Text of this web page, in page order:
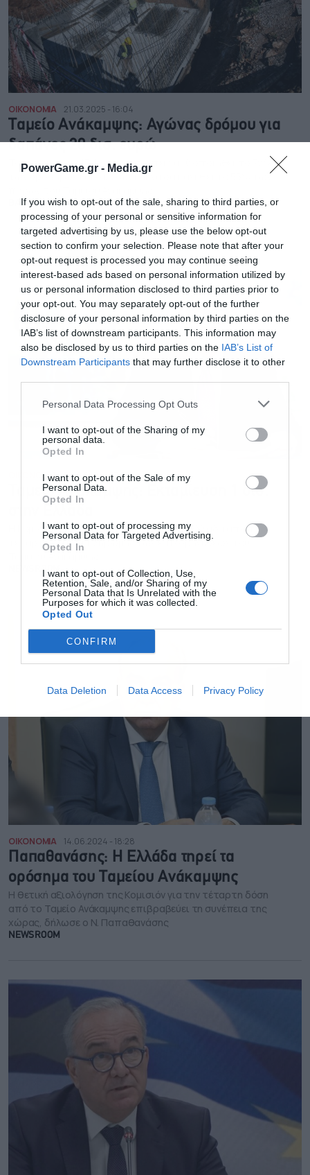
PowerGame.gr - Media.gr
If you wish to opt-out of the sale, sharing to third parties, or
processing of your personal or sensitive information for
targeted advertising by us, please use the below opt-out
section to confirm your selection. Please note that after your
opt-out request is processed you may continue seeing
interest-based ads based on personal information utilized by
us or personal information disclosed to third parties prior to
your opt-out. You may separately opt-out of the further
disclosure of your personal information by third parties on the
IAB’s list of downstream participants. This information may
also be disclosed by us to third parties on the IAB’s List of
Downstream Participants that may further disclose it to other
Personal Data Processing Opt Outs
I want to opt-out of the Sharing of my
personal data.
Opted In
I want to opt-out of the Sale of my
Personal Data.
Opted In
I want to opt-out of processing my
Personal Data for Targeted Advertising.
Opted In
I want to opt-out of Collection, Use,
Retention, Sale, and/or Sharing of my
Personal Data that Is Unrelated with the
Purposes for which it was collected.
Opted Out
CONFIRM
Data Deletion Data Access Privacy Policy
ΟΙΚΟΝΟΜΙΑ 21.03.2025 - 16:04
Ταμείο Ανάκαμψης: Αγώνας δρόμου για
δαπάνες 20 δισ. ευρώ
Του επόμενους 17-18 μήνες πρέπει να υλοποιηθεί το 72%
των οροσήμων και στόχων και να δαπανηθεί το 55% των
ΒΑΓΓΕΛΗΣ ΜΑΝΔΡΑΒΕΛΗΣ
ΟΙΚΟΝΟΜΙΑ 16.10.2024 - 13:58
Ταμείο Ανάκαμψης: Εκταμίευση 1 δισ.
Η Κομισιόν εκταμίευσε 1 δισ. ευρώ στην Ελλάδα από το
τέταρτο αίτημα πληρωμής των επιχορηγήσεων του
Ταμείου Ανάκαμψης
NEWSROOM
ΟΙΚΟΝΟΜΙΑ 14.06.2024 - 18:28
Παπαθανάσης: Η Ελλάδα τηρεί τα
ορόσημα του Ταμείου Ανάκαμψης
Η θετική αξιολόγηση της Κομισιόν για την τέταρτη δόση
από το Ταμείο Ανάκαμψης επιβραβεύει τη συνέπεια της
χώρας, δήλωσε ο Ν. Παπαθανάσης
NEWSROOM